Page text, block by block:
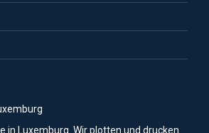
in Luxemburg. Wir plotten und drucken